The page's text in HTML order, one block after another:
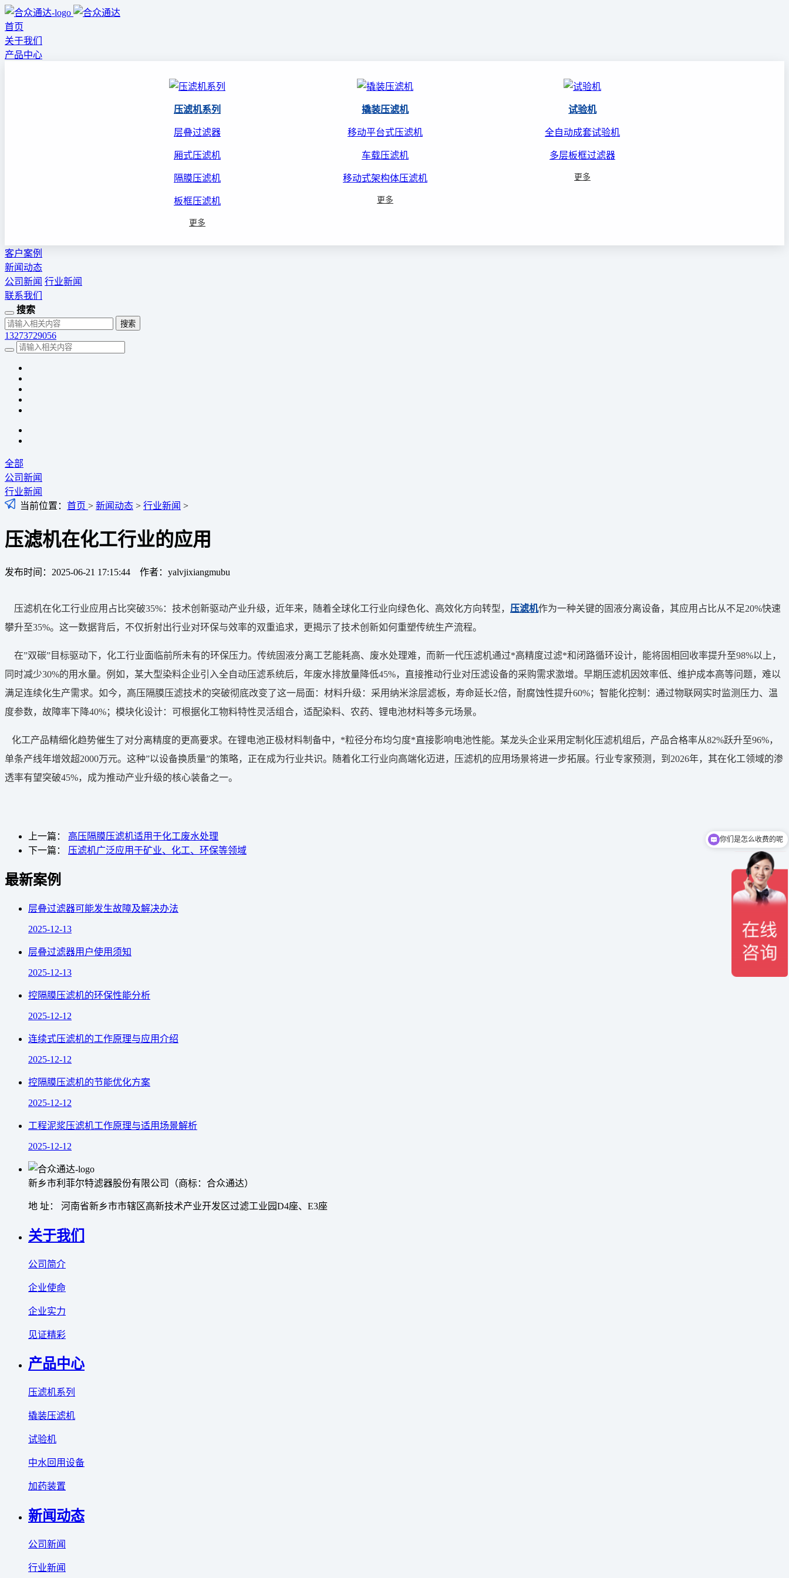
首页
关于我们
产品中心
压滤机系列
层叠过滤器
厢式压滤机
隔膜压滤机
板框压滤机
更多
撬装压滤机
移动平台式压滤机
车载压滤机
移动式架构体压滤机
更多
试验机
全自动成套试验机
多层板框过滤器
更多
客户案例
新闻动态
公司新闻 行业新闻
联系我们
搜索
13273729056
全部
公司新闻
行业新闻
当前位置： 首页 > 新闻动态 > 行业新闻 >
压滤机在化工行业的应用
发布时间：2025-06-21 17:15:44 作者：yalvjixiangmubu
压滤机在化工行业应用占比突破35%：技术创新驱动产业升级，近年来，随着全球化工行业向绿色化、高效化方向转型， 压滤机作为一种关键的固液分离设备，其应用占比从不足20%快速
攀升至35%。这一数据背后，不仅折射出行业对环保与效率的双重追求，更揭示了技术创新如何重塑传统生产流程。
在”双碳”目标驱动下，化工行业面临前所未有的环保压力。传统固液分离工艺能耗高、废水处理难，而新一代压滤机通过*高精度过滤*和闭路循环设计，能将固相回收率提升至98%以上，
同时减少30%的用水量。例如，某大型染料企业引入全自动压滤系统后，年废水排放量降低45%，直接推动行业对压滤设备的采购需求激增。早期压滤机因效率低、维护成本高等问题，难以
满足连续化生产需求。如今，高压隔膜压滤技术的突破彻底改变了这一局面：材料升级：采用纳米涂层滤板，寿命延长2倍，耐腐蚀性提升60%；智能化控制：通过物联网实时监测压力、温
度参数，故障率下降40%；模块化设计：可根据化工物料特性灵活组合，适配染料、农药、锂电池材料等多元场景。
化工产品精细化趋势催生了对分离精度的更高要求。在锂电池正极材料制备中，*粒径分布均匀度*直接影响电池性能。某龙头企业采用定制化压滤机组后，产品合格率从82%跃升至96%，
单条产线年增效超2000万元。这种”以设备换质量”的策略，正在成为行业共识。随着化工行业向高端化迈进，压滤机的应用场景将进一步拓展。行业专家预测，到2026年，其在化工领域的渗
透率有望突破45%，成为推动产业升级的核心装备之一。
上一篇： 高压隔膜压滤机适用于化工废水处理
下一篇： 压滤机广泛应用于矿业、化工、环保等领域
最新案例
层叠过滤器可能发生故障及解决办法
2025-12-13
层叠过滤器用户使用须知
2025-12-13
控隔膜压滤机的环保性能分析
2025-12-12
连续式压滤机的工作原理与应用介绍
2025-12-12
控隔膜压滤机的节能优化方案
2025-12-12
工程泥浆压滤机工作原理与适用场景解析
2025-12-12
新乡市利菲尔特滤器股份有限公司（商标：合众通达）
地 址： 河南省新乡市市辖区高新技术产业开发区过滤工业园D4座、E3座
关于我们
公司简介
企业使命
企业实力
见证精彩
产品中心
压滤机系列
撬装压滤机
试验机
中水回用设备
加药装置
新闻动态
公司新闻
行业新闻
你们是怎么收费的呢
现在有优惠活动吗